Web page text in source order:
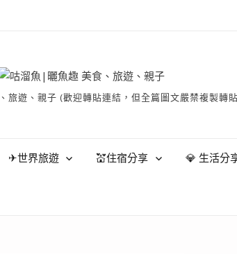
、親子 (歡迎轉貼連結，但全篇圖文嚴禁複製轉
✈世界旅遊 💒住宿分享 💎 生活分